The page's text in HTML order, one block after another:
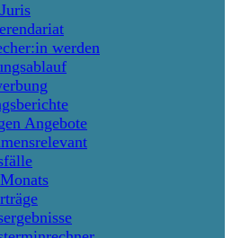
werden
Angebote